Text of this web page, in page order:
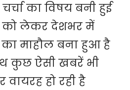
का विषय बनी हुई
को लेकर देशभर में
माहौल बना हुआ है
कुछ ऐसी खबरें भी
वायरह हो रही है